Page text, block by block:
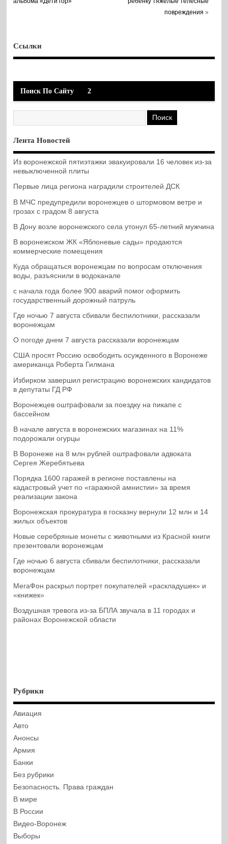
повреждения »
Ссылки
Поиск По Сайту 2
Лента Новостей
Из воронежской пятиэтажки эвакуировали 16 человек из-за
невыключенной плиты
Первые лица региона наградили строителей ДСК
В МЧС предупредили воронежцев о штормовом ветре и
грозах с градом 8 августа
В Дону возле воронежского села утонул 65-летний мужчина
В воронежском ЖК «Яблоневые сады» продаются
коммерческие помещения
Куда обращаться воронежцам по вопросам отключения
воды, разъяснили в водоканале
с начала года более 900 аварий помог оформить
государственный дорожный патруль
Где ночью 7 августа сбивали беспилотники, рассказали
воронежцам
О погоде днем 7 августа рассказали воронежцам
США просят Россию освободить осужденного в Воронеже
американца Роберта Гилмана
Избирком завершил регистрацию воронежских кандидатов
в депутаты ГД РФ
Воронежцев оштрафовали за поездку на пикапе с
бассейном
В начале августа в воронежских магазинах на 11%
подорожали огурцы
В Воронеже на 8 млн рублей оштрафовали адвоката
Сергея Жеребятьева
Порядка 1600 гаражей в регионе поставлены на
кадастровый учет по «гаражной амнистии» за время
реализации закона
Воронежская прокуратура в госказну вернули 12 млн и 14
жилых объектов
Новые серебряные монеты с животными из Красной книги
презентовали воронежцам
Где ночью 6 августа сбивали беспилотники, рассказали
воронежцам
МегаФон раскрыл портрет покупателей «раскладушек» и
«книжек»
Воздушная тревога из-за БПЛА звучала в 11 городах и
районах Воронежской области
Рубрики
Авиация
Авто
Анонсы
Армия
Банки
Без рубрики
Безопасность. Права граждан
В мире
В России
Видео-Воронеж
Выборы